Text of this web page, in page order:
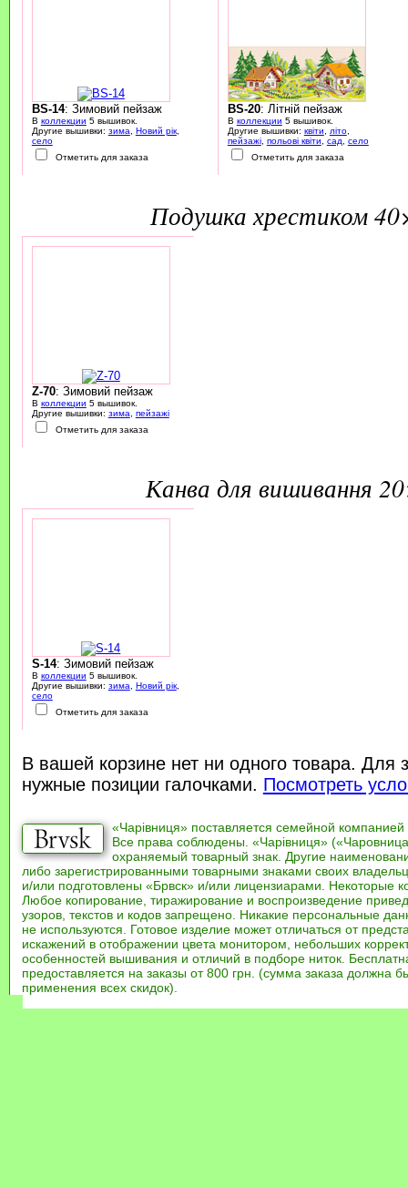
BS-14: Зимовий пейзаж
В коллекции 5 вышивок.
Другие вышивки: зима, Новий рік,
село
Отметить для заказа
BS-20: Літній пейзаж
В коллекции 5 вышивок.
Другие вышивки: квіти, літо,
пейзажі, польові квіти, сад, село
Отметить для заказа
подушка хрестиком
Z-70: Зимовий пейзаж
В коллекции 5 вышивок.
Другие вышивки: зима
пейзажі
Отметить для заказа
канва для вишивання
S-14: Зимовий пейзаж
В коллекции 5 вышивок.
Другие вышивки: зима Новий рік,
село
Отметить для заказа
В вашей корзине нет ни одного товара. Для
нужные позиции галочками. Посмотреть
«Чарівниця» поставляется семейной компанией
Все права соблюдены. «Чарівниця»
охраняемый товарный знак. Другие
либо зарегистрированными товарными знаками своих
и/или подготовлены «Брвск» и/или лицензиарами. Некоторые
Любое копирование, тиражирование и воспроизведение
узоров, текстов и кодов запрещено. Никакие персональные
не используются. Готовое изделие может отличаться от
искажений в отображении цвета монитором, небольших
особенностей вышивания и отличий в подборе ниток.
предоставляется на заказы от 800 грн. (сумма заказа должна
применения всех скидок).